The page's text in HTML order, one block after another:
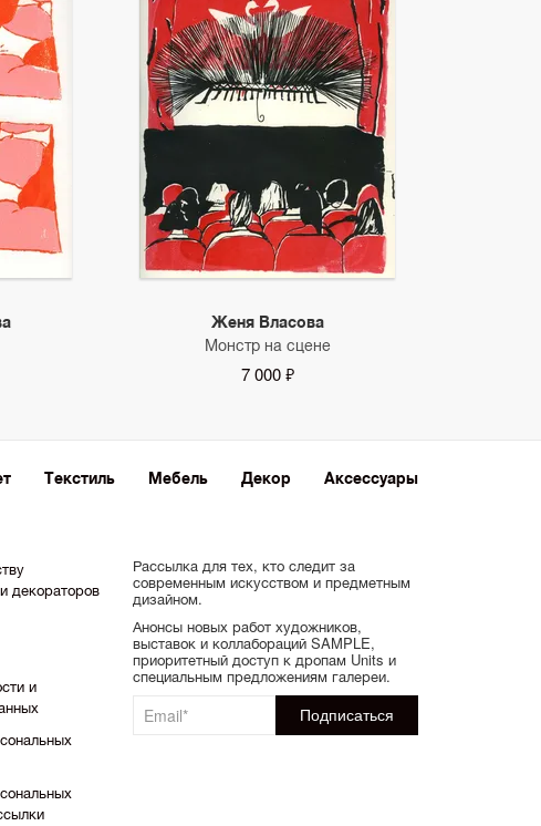
Женя Власова
Монстр на сцене
7 000 ₽
Текстиль Мебель Декор Аксессуары
декораторов
и
Рассылка для тех, кто следит за
современным искусством и предметным
дизайном.
Анонсы новых работ художников,
выставок и коллабораций SAMPLE,
приоритетный доступ к дропам Units и
специальным предложениям галереи.